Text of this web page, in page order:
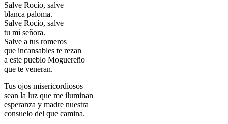
Salve Rocío, salve
blanca paloma.
Salve Rocío, salve
tu mi señora.
Salve a tus romeros
que incansables te rezan
a este pueblo Moguereño
que te veneran.
Tus ojos misericordiosos
sean la luz que me iluminan
esperanza y madre nuestra
consuelo del que camina.
¿Cuándo se construyó la primera ermita?
El traslado cada siete años
¿Cuales son los actos principales que se celebran en el
Quiero hacer el camino,¿que tengo que hacer?
En el Rocío, ¿dónde me alojo?